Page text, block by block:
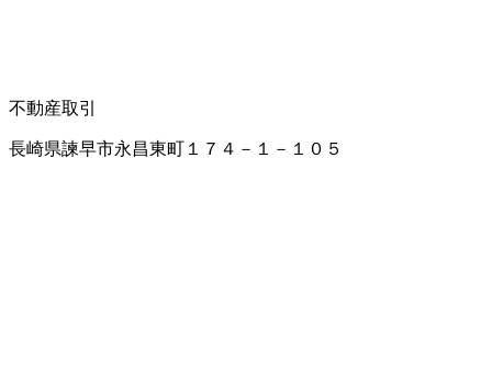
不動産取引
長崎県諫早市永昌東町１７４－１－１０５